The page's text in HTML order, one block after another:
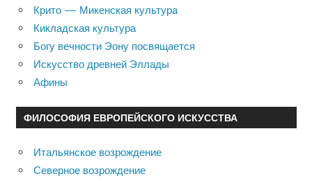
Крито — Микенская культура
Кикладская культура
Богу вечности Эону посвящается
Искусство древней Эллады
Афины
ФИЛОСОФИЯ ЕВРОПЕЙСКОГО ИСКУССТВА
Итальянское возрождение
Северное возрождение